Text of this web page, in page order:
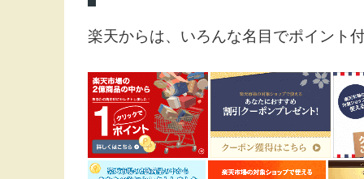
楽天からは、いろんな名目でポイント